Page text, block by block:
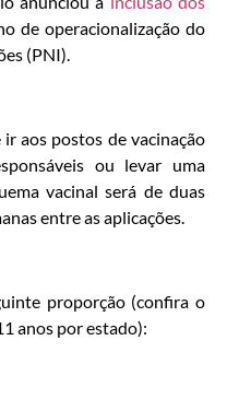
de operacionalização do
(PNI).
ir aos postos de vacinação
ou levar uma
vacinal será de duas
entre as aplicações.
proporção (confira o
anos por estado):